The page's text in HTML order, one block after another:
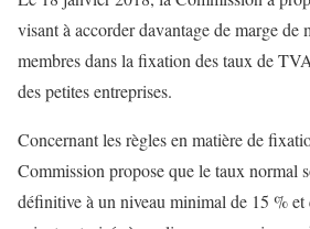
visant à accorder davantage de marge
membres dans la fixation des taux de
des petites entreprises.
Concernant les règles en matière de
Commission propose que le taux normal
définitive à un niveau minimal de 15 % et